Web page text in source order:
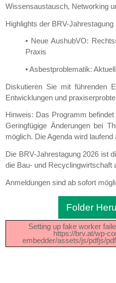
Wissensaustausch, Networking
Highlights der BRV-Jahrestagung
• Neue AushubVO:
Praxis
• Asbestproblematik:
Diskutieren Sie mit führenden
Entwicklungen und
Hinweis: Das Programm
Geringfügige Änderungen bei
möglich. Die Agenda wird laufend
Die BRV-Jahrestagung 2026 ist
die Bau- und Recyclingwirtschaft
Anmeldungen sind ab sofort
Folder
Setting up fake worker
https://brv.at/wp-
embedder/assets/js/pdfjs/